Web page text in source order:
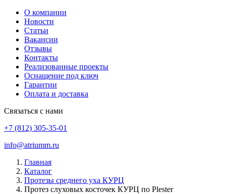
О компании
Новости
Статьи
Вакансии
Отзывы
Контакты
Реализованные проекты
Оснащение под ключ
Гарантии
Оплата и доставка
Связаться с нами
+7 (812) 305-35-01
info@atriumm.ru
Главная
Каталог
Протезы среднего уха КУРЦ
Протез слуховых косточек КУРЦ по Plester